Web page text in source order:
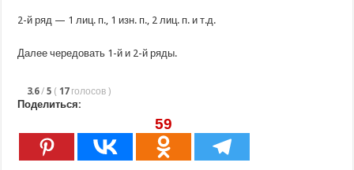
2-й ряд — 1 лиц. п., 1 изн. п., 2 лиц. п. и т.д.
Далее чередовать 1-й и 2-й ряды.
3.6 / 5 ( 17 голосов)
Поделиться:
59